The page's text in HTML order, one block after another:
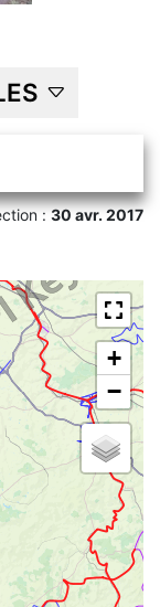
: 30 avr. 2017
+
−